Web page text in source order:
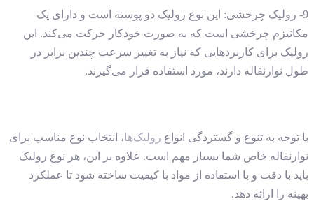
9- رولیک چرخشی: این نوع رولیک دو پوسته است و دارای یک
مکانیزم چرخشی است که به صورت خودکار حرکت می‌کند. این
رولیک برای کاربردهایی که نیاز به تغییر سرعت چندین برابر در
طول نوارنقاله دارند، مورد استفاده قرار می‌گیرند.
با توجه به تنوع و گستردگی انواع رولیک‌ها، انتخاب نوع مناسب برای
نوارنقاله خاص شما بسیار مهم است. علاوه بر این، هر نوع رولیک
باید با دقت و با استفاده از مواد با کیفیت ساخته شود تا عملکرد
بهینه را ارائه دهد.